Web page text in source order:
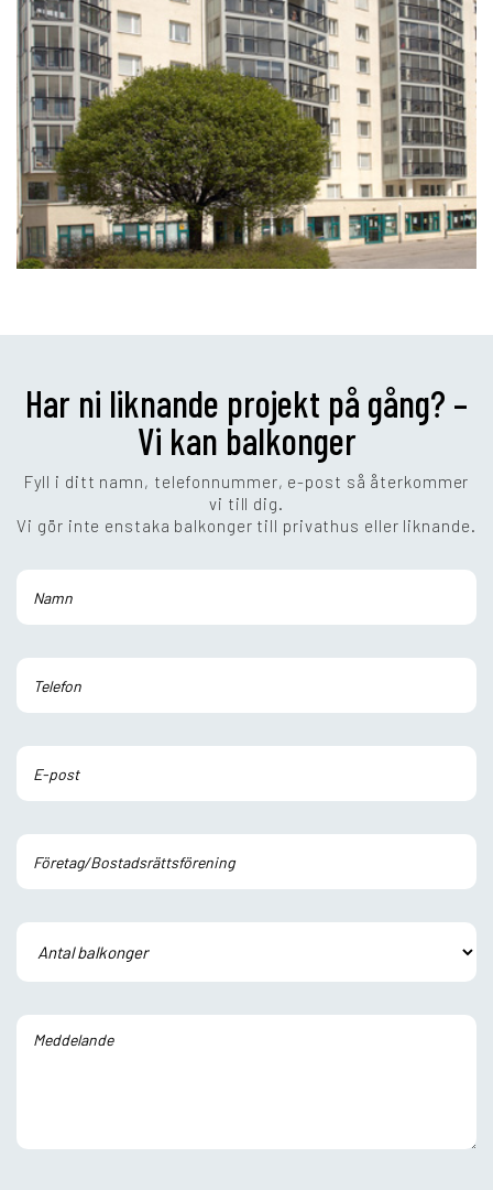
Har ni liknande projekt på gång? –
Vi kan balkonger
Fyll i ditt namn, telefonnummer, e-post så återkommer
vi till dig.
Vi gör inte enstaka balkonger till privathus eller liknande.
Lämna detta fält tomt.